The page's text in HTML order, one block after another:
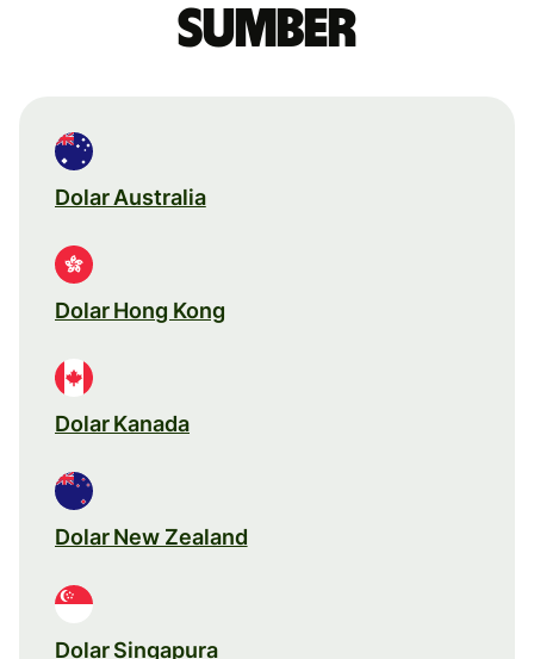
sumber
Dolar Australia
Dolar Hong Kong
Dolar Kanada
Dolar New Zealand
Dolar Singapura